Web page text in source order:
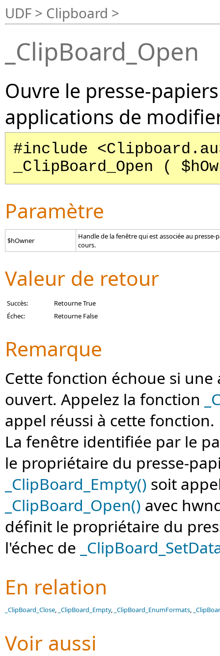
UDF > Clipboard >
_ClipBoard_Open
Ouvre le presse-
applications de
#include
_ClipBoard_Open (
Paramètre
$hOwner
Handle de la fenêtre qui est associée au
cours.
Valeur de retour
Succès:
Retourne True
Échec:
Retourne False
Remarque
Cette fonction échoue si
ouvert. Appelez la fonction
appel réussi à cette fonction.
La fenêtre identifiée par le
le propriétaire du presse-
_ClipBoard_Empty() soit
_ClipBoard_Open() avec
définit le propriétaire du
l'échec de
En relation
_ClipBoard_Close, _ClipBoard_Empty, _ClipBoard_EnumFormats,
Voir aussi